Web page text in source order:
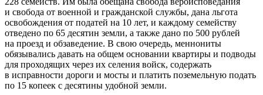
и свобода от военной и гражданской службы, дана льгота
освобождения от податей на 10 лет, и каждому семейству
отведено по 65 десятин земли, а также дано по 500 рублей
на проезд и обзаведение. В свою очередь, меннониты
обязывались давать на общем основании квартиры и подводы
для проходящих через их селения войск, содержать
в исправности дороги и мосты и платить поземельную подать
по 15 копеек с десятины удобной земли.